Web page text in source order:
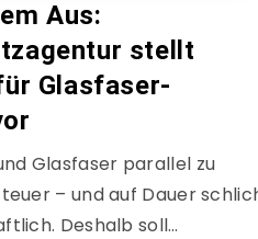
Aus:
stellt
Glasfaser-
Glasfaser parallel zu
– und auf Dauer
Deshalb soll…